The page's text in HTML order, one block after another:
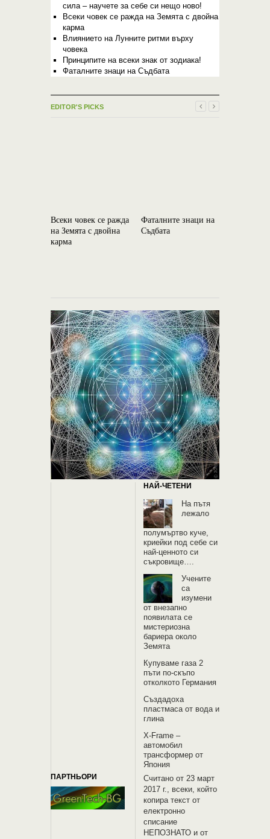
сила – научете за себе си нещо ново!
Всеки човек се ражда на Земята с двойна
карма
Влиянието на Лунните ритми върху
човека
Принципите на всеки знак от зодиака!
Фаталните знаци на Съдбата
EDITOR'S PICKS
Всеки човек се ражда
на Земята с двойна
карма
Фаталните знаци на
Съдбата
НАЙ-ЧЕТЕНИ
На пътя
лежало
полумъртво куче,
криейки под себе си
най-ценното си
съкровище….
Учените
са
изумени
от внезапно
появилата се
мистериозна
бариера около
Земята
Купуваме газа 2
пъти по-скъпо
отколкото Германия
Създадоха
пластмаса от вода и
глина
X-Frame –
автомобил
трансформер от
Япония
ПАРТНЬОРИ
Считано от 23 март
2017 г., всеки, който
копира текст от
електронно
списание
НЕПОЗНАТО и oт